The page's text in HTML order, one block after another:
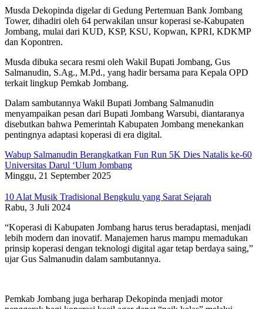
Musda Dekopinda digelar di Gedung Pertemuan Bank Jombang
Tower, dihadiri oleh 64 perwakilan unsur koperasi se-Kabupaten
Jombang, mulai dari KUD, KSP, KSU, Kopwan, KPRI, KDKMP
dan Kopontren.
Musda dibuka secara resmi oleh Wakil Bupati Jombang, Gus
Salmanudin, S.Ag., M.Pd., yang hadir bersama para Kepala OPD
terkait lingkup Pemkab Jombang.
Dalam sambutannya Wakil Bupati Jombang Salmanudin
menyampaikan pesan dari Bupati Jombang Warsubi, diantaranya
disebutkan bahwa Pemerintah Kabupaten Jombang menekankan
pentingnya adaptasi koperasi di era digital.
Wabup Salmanudin Berangkatkan Fun Run 5K Dies Natalis ke-60
Universitas Darul ‘Ulum Jombang
Minggu, 21 September 2025
10 Alat Musik Tradisional Bengkulu yang Sarat Sejarah
Rabu, 3 Juli 2024
“Koperasi di Kabupaten Jombang harus terus beradaptasi, menjadi
lebih modern dan inovatif. Manajemen harus mampu memadukan
prinsip koperasi dengan teknologi digital agar tetap berdaya saing,”
ujar Gus Salmanudin dalam sambutannya.
Pemkab Jombang juga berharap Dekopinda menjadi motor